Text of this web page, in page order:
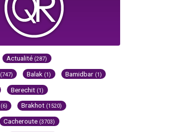
Actualité (287)
(747) Balak (1) Bamidbar (1)
Berechit (1)
(6) Brakhot (1520)
Cacheroute (3703)